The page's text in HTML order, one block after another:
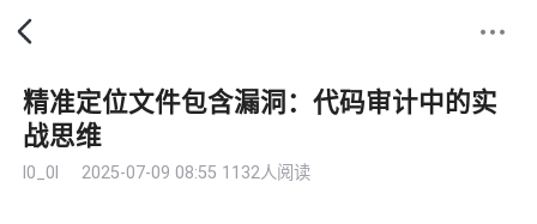
精准定位文件包含漏洞：代码审计中的实
战思维
l0_0l 2025-07-09 08:55 1132人阅读